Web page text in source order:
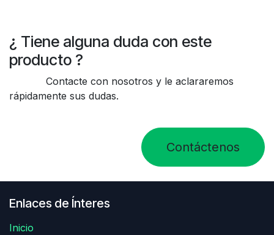
¿ Tiene alguna duda con este
producto ?
Contacte con nosotros y le aclararemos
rápidamente sus dudas.
Contáctenos
Enlaces de Ínteres
Inicio